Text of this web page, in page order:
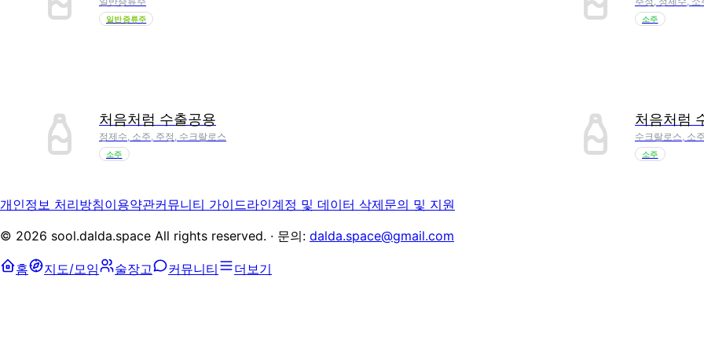
일반증류주 소주
처음처럼 수출공용
정제수, 소주, 주정, 수크랄로스
소주
처음처럼
수크랄로스, 소
소주
개인정보 처리방침이용약관커뮤니티 가이드라인계정 및 데이터 삭제문의 및 지원
© 2026 sool.dalda.space All rights reserved. · 문의: dalda.space@gmail.com
홈 지도/모임 술장고 커뮤니티 더보기